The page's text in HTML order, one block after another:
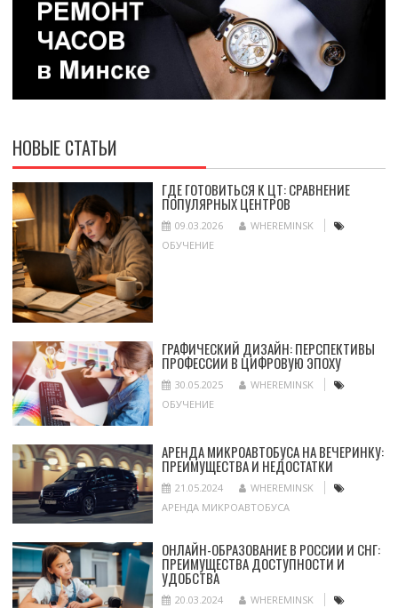
НОВЫЕ СТАТЬИ
ГДЕ ГОТОВИТЬСЯ К ЦТ: СРАВНЕНИЕ
ПОПУЛЯРНЫХ ЦЕНТРОВ
09.03.2026
WHEREMINSK
ОБУЧЕНИЕ
ГРАФИЧЕСКИЙ ДИЗАЙН: ПЕРСПЕКТИВЫ
ПРОФЕССИИ В ЦИФРОВУЮ ЭПОХУ
30.05.2025
WHEREMINSK
ОБУЧЕНИЕ
АРЕНДА МИКРОАВТОБУСА НА ВЕЧЕРИНКУ:
ПРЕИМУЩЕСТВА И НЕДОСТАТКИ
21.05.2024
WHEREMINSK
АРЕНДА МИКРОАВТОБУСА
ОНЛАЙН-ОБРАЗОВАНИЕ В РОССИИ И СНГ:
ПРЕИМУЩЕСТВА ДОСТУПНОСТИ И
УДОБСТВА
20.03.2024
WHEREMINSK